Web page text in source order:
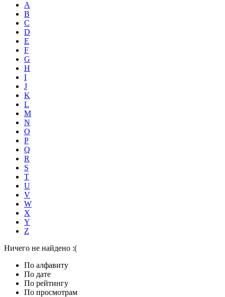
A
B
C
D
E
F
G
H
I
J
K
L
M
N
O
P
Q
R
S
T
U
V
W
X
Y
Z
Ничего не найдено :(
По алфавиту
По дате
По рейтингу
По просмотрам